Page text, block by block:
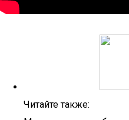
Читайте также: